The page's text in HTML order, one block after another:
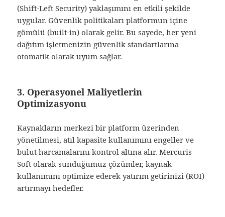
(Shift-Left Security) yaklaşımını en etkili şekilde
uygular. Güvenlik politikaları platformun içine
gömülü (built-in) olarak gelir. Bu sayede, her yeni
dağıtım işletmenizin güvenlik standartlarına
otomatik olarak uyum sağlar.
3. Operasyonel Maliyetlerin
Optimizasyonu
Kaynakların merkezi bir platform üzerinden
yönetilmesi, atıl kapasite kullanımını engeller ve
bulut harcamalarını kontrol altına alır. Mercuris
Soft olarak sunduğumuz çözümler, kaynak
kullanımını optimize ederek yatırım getirinizi (ROI)
artırmayı hedefler.